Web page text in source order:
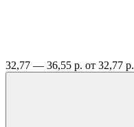
32,77 — 36,55 р. от 32,77 р.